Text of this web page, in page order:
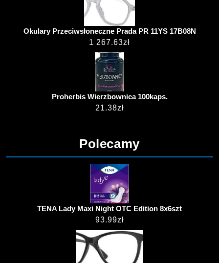
Okulary Przeciwsłoneczne Prada PR 11YS 17B08N
1 267.63zł
Proherbis Wierzbownica 100kaps.
21.38zł
Polecamy
TENA Lady Maxi Night OTC Edition 8x6szt
93.99zł